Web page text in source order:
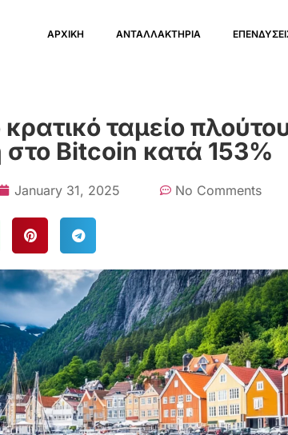
ΑΡΧΙΚΗ ΑΝΤΑΛΛΑΚΤΗΡΙΑ
ταμείο
Bitcoin κατά 153%
January 31, 2025 No Comments